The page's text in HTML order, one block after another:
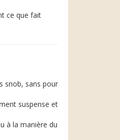
ce que fait
snob, sans pour
suspense et
à la manière du